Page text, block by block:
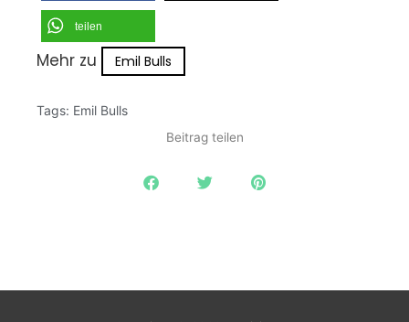
teilen
Mehr zu Emil Bulls
Tags: Emil Bulls
Beitrag teilen